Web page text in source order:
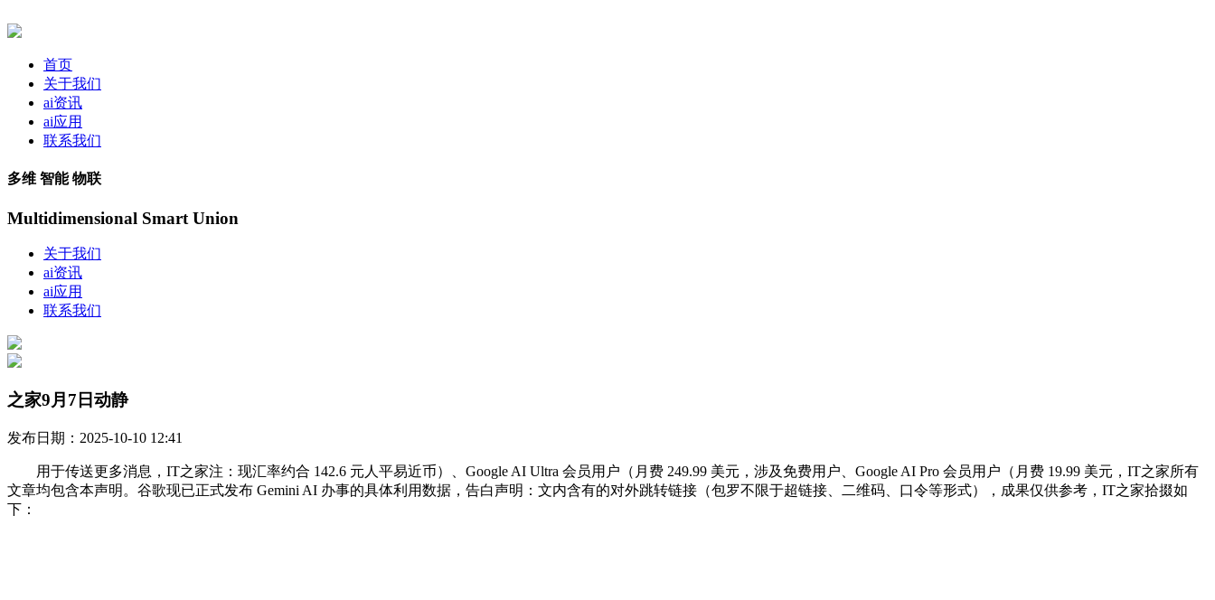
首页
关于我们
ai资讯
ai应用
联系我们
多维 智能 物联
Multidimensional Smart Union
关于我们
ai资讯
ai应用
联系我们
之家9月7日动静
发布日期：2025-10-10 12:41
用于传送更多消息，IT之家注：现汇率约合 142.6 元人平易近币）、Google AI Ultra 会员用户（月费 249.99 美元，涉及免费用户、Google AI Pro 会员用户（月费 19.99 美元，IT之家所有
文章均包含本声明。谷歌现已正式发布 Gemini AI 办事的具体利用数据，告白声明：文内含有的对外跳转链接（包罗不限于超链接、二维码、口令等形式），成果仅供参考，IT之家拾掇如
下：